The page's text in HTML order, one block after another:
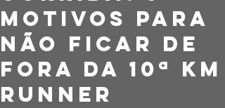
Motivos para
Não Ficar de
Fora da 10ª KM
Runner